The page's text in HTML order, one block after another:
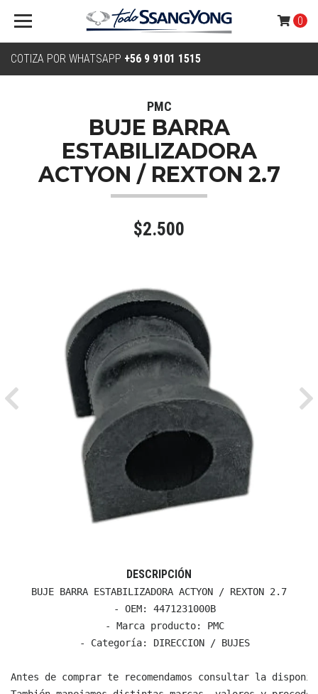
COTIZA POR WHATSAPP +56 9 9101 1515
0
PMC
BUJE BARRA
ESTABILIZADORA
ACTYON / REXTON 2.7
$2.500
Previous
DESCRIPCIÓN
BUJE BARRA ESTABILIZADORA ACTYON / REXTON 2.7
  - OEM: 4471231000B
  - Marca producto: PMC
  - Categoría: DIRECCION / BUJES
Antes de comprar te recomendamos consultar la